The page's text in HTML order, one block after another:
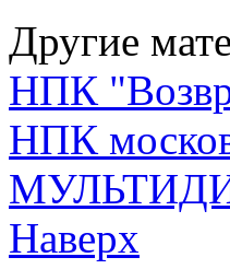
Другие
НПК
НПК
Наверх